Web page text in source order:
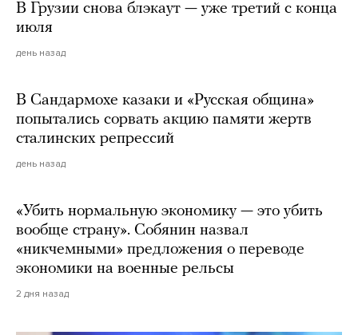
В Грузии снова блэкаут — уже третий с конца
июля
день назад
В Сандармохе казаки и «Русская община»
попытались сорвать акцию памяти жертв
сталинских репрессий
день назад
«Убить нормальную экономику — это убить
вообще страну». Собянин назвал
«никчемными» предложения о переводе
экономики на военные рельсы
2 дня назад